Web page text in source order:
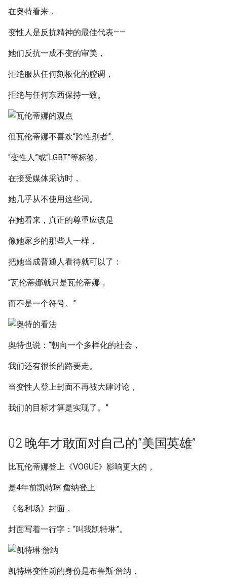
在奥特看来，
变性人是反抗精神的最佳代表——
她们反抗一成不变的审美，
拒绝服从任何刻板化的腔调，
拒绝与任何东西保持一致。
但瓦伦蒂娜不喜欢“跨性别者”、
“变性人”或“LGBT”等标签。
在接受媒体采访时，
她几乎从不使用这些词。
在她看来，真正的尊重应该是
像她家乡的那些人一样，
把她当成普通人看待就可以了：
“瓦伦蒂娜就只是瓦伦蒂娜，
而不是一个符号。”
奥特也说：“朝向一个多样化的社会，
我们还有很长的路要走。
当变性人登上封面不再被大肆讨论，
我们的目标才算是实现了。”
02 晚年才敢面对自己的“美国英雄”
比瓦伦蒂娜登上《VOGUE》影响更大的，
是4年前凯特琳·詹纳登上
《名利场》封面，
封面写着一行字：“叫我凯特琳”。
凯特琳变性前的身份是布鲁斯·詹纳，